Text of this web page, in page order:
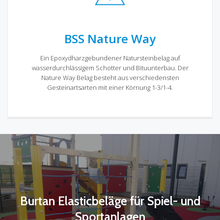
BSS Nature Way
Ein Epoxydharzgebundener Natursteinbelag auf
wasserdurchlässigem Schotter und Bituunterbau. Der
Nature Way Belag besteht aus verschiedensten
Gesteinartsarten mit einer Körnung 1-3/1-4.
Burtan Elasticbeläge für Spiel- und
Sportanlagen